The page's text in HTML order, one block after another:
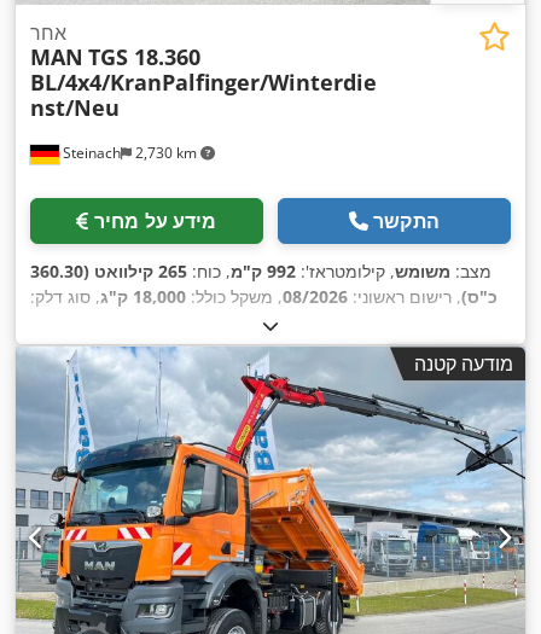
Steinach 2,730 km
אחר
MAN TGS 18.360
BL/4x4/KranPalfinger/Winterdie
nst/Neu
מידע על מחיר התקשר
מצב: משומש, קילומטראז': 992 ק"מ , כוח:
265 קילוואט (360.30
כ"ס), רישום ראשוני: 08/2026, משקל כולל: 18,000 ק"ג
, סוג דלק:
, תצורת סרן:
08/2027
, סוג תמסורת:אוטומטי, רוחב שטח הטעינה:2,450 מ"מ
,
אורך אזור הטעינה:
4,200 מ"מ , גובה תא המטען: 600 מ"מ
, שנת
, ציוד:הנעה בכל הגלגלים, חימום חניה, מיזוג אוויר,
מנוף, מערכת בלימה למניעת נעילה (ABS), תכנית ייצוב
אלקטרונית (ESP),
מודעה קטנה